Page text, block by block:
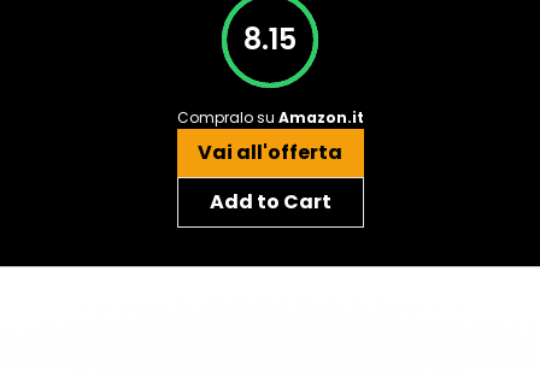
8.15
Compralo su Amazon.it
Vai all'offerta
Add to Cart